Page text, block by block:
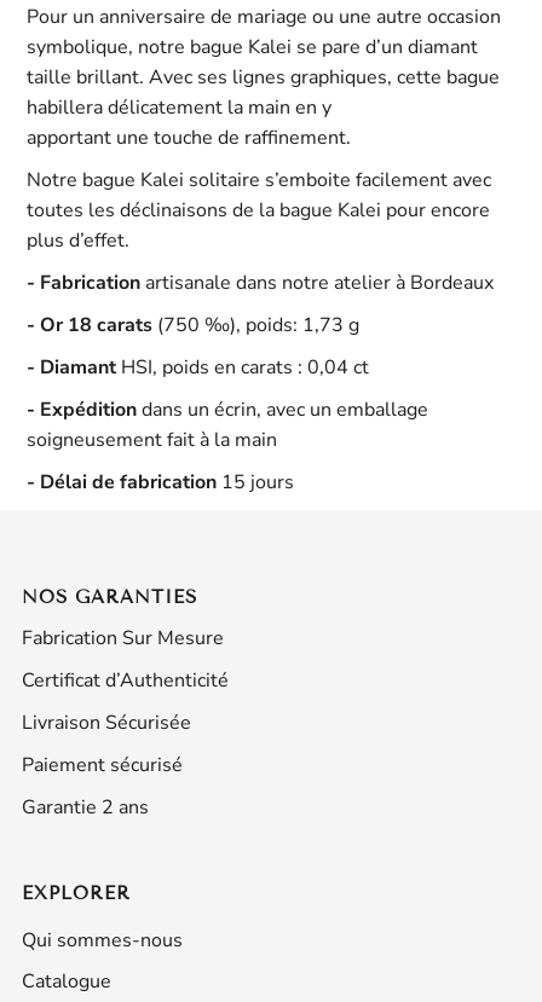
Pour un anniversaire de mariage ou une autre occasion
symbolique, notre bague Kalei se pare d’un diamant
taille brillant. Avec ses lignes graphiques, cette bague
habillera délicatement la main en y
apportant une touche de raffinement.
Notre bague Kalei solitaire s’emboite facilement avec
toutes les déclinaisons de la bague Kalei pour encore
plus d’effet.
- Fabrication artisanale dans notre atelier à Bordeaux
- Or 18 carats (750 ‰), poids: 1,73 g
- Diamant HSI, poids en carats : 0,04 ct
- Expéditiondans un écrin, avec un emballage
soigneusement fait à la main
- Délai de fabrication 15 jours
NOS GARANTIES
Fabrication Sur Mesure
Certificat d’Authenticité
Livraison Sécurisée
Paiement sécurisé
Garantie 2 ans
EXPLORER
Qui sommes-nous
Catalogue